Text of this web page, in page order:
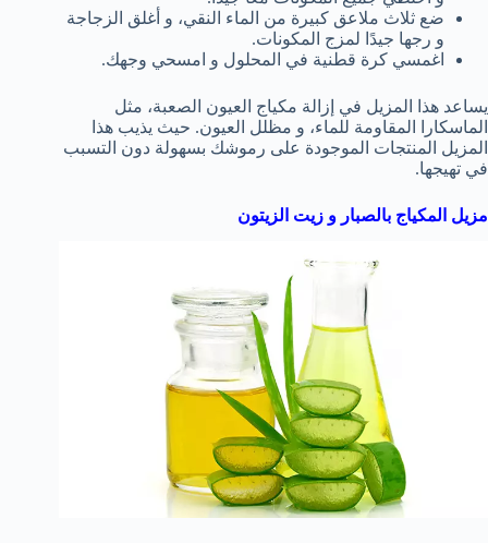
ضع ثلاث ملاعق كبيرة من الماء النقي، و أغلق الزجاجة
و رجها جيدًا لمزج المكونات.
اغمسي كرة قطنية في المحلول و امسحي وجهك.
يساعد هذا المزيل في إزالة مكياج العيون الصعبة، مثل
الماسكارا المقاومة للماء، و مظلل العيون. حيث يذيب هذا
المزيل المنتجات الموجودة على رموشك بسهولة دون التسبب
في تهيجها.
مزيل المكياج بالصبار و زيت الزيتون